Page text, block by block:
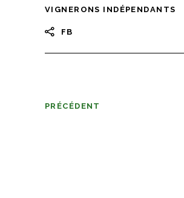
VIGNERONS INDÉPENDANTS
FB
PRÉCÉDENT